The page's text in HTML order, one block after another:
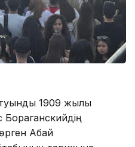
1909 жылы
Абай